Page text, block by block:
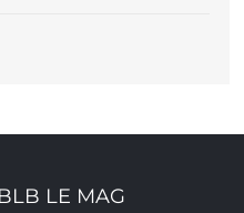
LE MAG